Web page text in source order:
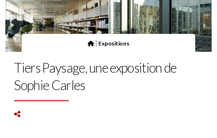
Expositions
Tiers Paysage, une exposition de
Sophie Carles